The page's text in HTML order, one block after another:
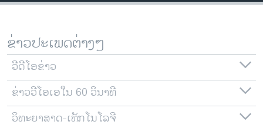
ຂ່າວປະເພດຕ່າງໆ
ວີດີໂອຂ່າວ
ຂ່າວວີໂອເອໃນ 60 ວິນາທີ
ວິທະຍາສາດ-ເທັກໂນໂລຈີ